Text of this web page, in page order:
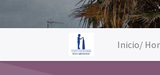
Inicio/